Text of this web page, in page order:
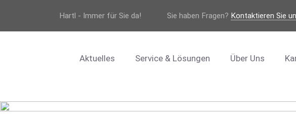
Hartl - Immer für Sie da! Sie haben Fragen? Kontaktieren Sie
Aktuelles Service & Lösungen Über Uns